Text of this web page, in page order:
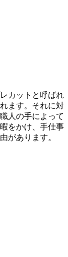
カットと呼ばれ
ます。それに対
人の手によって
をかけ、手仕事
があります。